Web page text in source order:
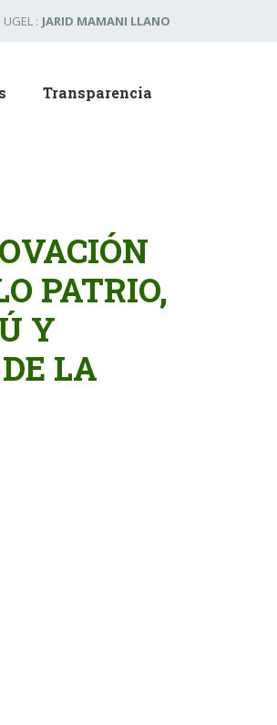
: JARID MAMANI LLANO
Transparencia
PATRIO,
Y
LA